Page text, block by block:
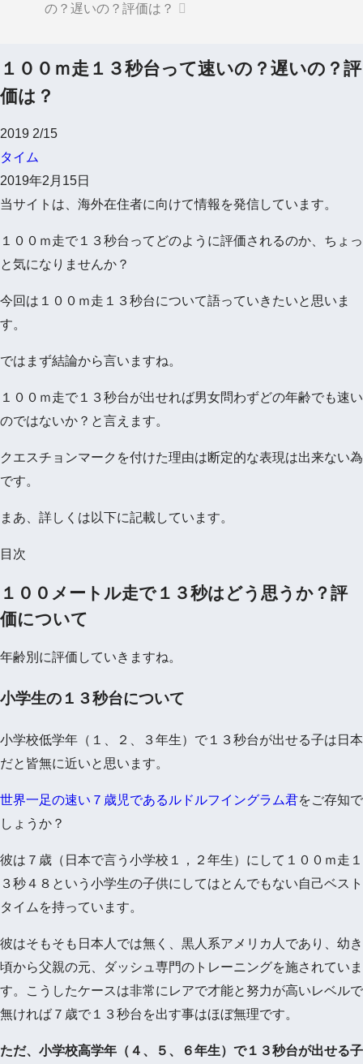
の？遅いの？評価は？
１００ｍ走１３秒台って速いの？遅いの？評
価は？
2019 2/15
タイム
2019年2月15日
当サイトは、海外在住者に向けて情報を発信しています。
１００ｍ走で１３秒台ってどのように評価されるのか、ちょっ
と気になりませんか？
今回は１００ｍ走１３秒台について語っていきたいと思いま
す。
ではまず結論から言いますね。
１００ｍ走で１３秒台が出せれば男女問わずどの年齢でも速い
のではないか？と言えます。
クエスチョンマークを付けた理由は断定的な表現は出来ない為
です。
まあ、詳しくは以下に記載しています。
目次
１００メートル走で１３秒はどう思うか？評
価について
年齢別に評価していきますね。
小学生の１３秒台について
小学校低学年（１、２、３年生）で１３秒台が出せる子は日本
だと皆無に近いと思います。
世界一足の速い７歳児であるルドルフイングラム君をご存知で
しょうか？
彼は７歳（日本で言う小学校１，２年生）にして１００ｍ走１
３秒４８という小学生の子供にしてはとんでもない自己ベスト
タイムを持っています。
彼はそもそも日本人では無く、黒人系アメリカ人であり、幼き
頃から父親の元、ダッシュ専門のトレーニングを施されていま
す。こうしたケースは非常にレアで才能と努力が高いレベルで
無ければ７歳で１３秒台を出す事はほぼ無理です。
ただ、小学校高学年（４、５、６年生）で１３秒台が出せる子